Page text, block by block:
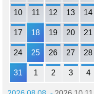
10 11 12 13 14
17 18 19 20 21
24 25 26 27 28
31 1 2 3 4